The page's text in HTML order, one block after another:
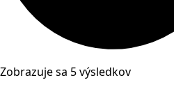
Zobrazuje sa 5 výsledkov